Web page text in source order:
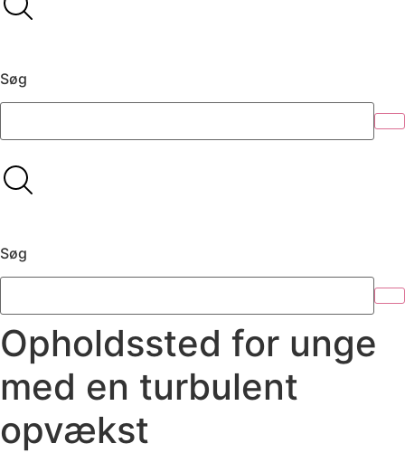
Søg
Søg
Opholdssted for unge
med en turbulent
opvækst​